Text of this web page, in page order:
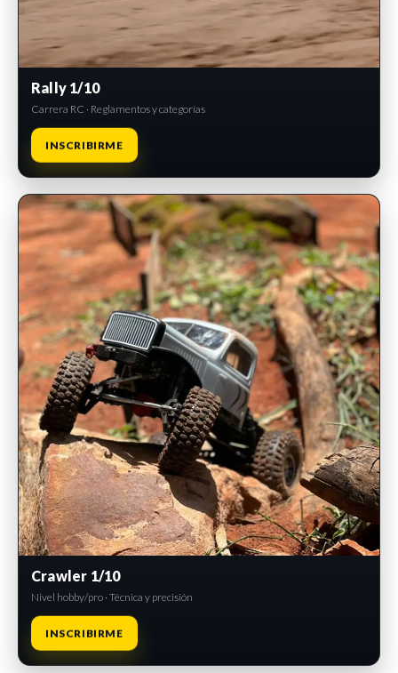
Rally 1/10
Carrera RC · Reglamentos y categorías
INSCRIBIRME
INSCRIPCIONES ABIERTAS
Crawler 1/10
Nivel hobby/pro · Técnica y precisión
INSCRIBIRME